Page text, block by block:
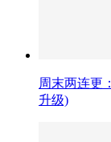
周末两连更
升级)